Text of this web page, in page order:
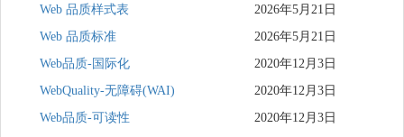
Web 品质样式表
2026年5月21日
Web 品质标准
2026年5月21日
Web品质-国际化
2020年12月3日
WebQuality-无障碍(WAI)
2020年12月3日
Web品质-可读性
2020年12月3日